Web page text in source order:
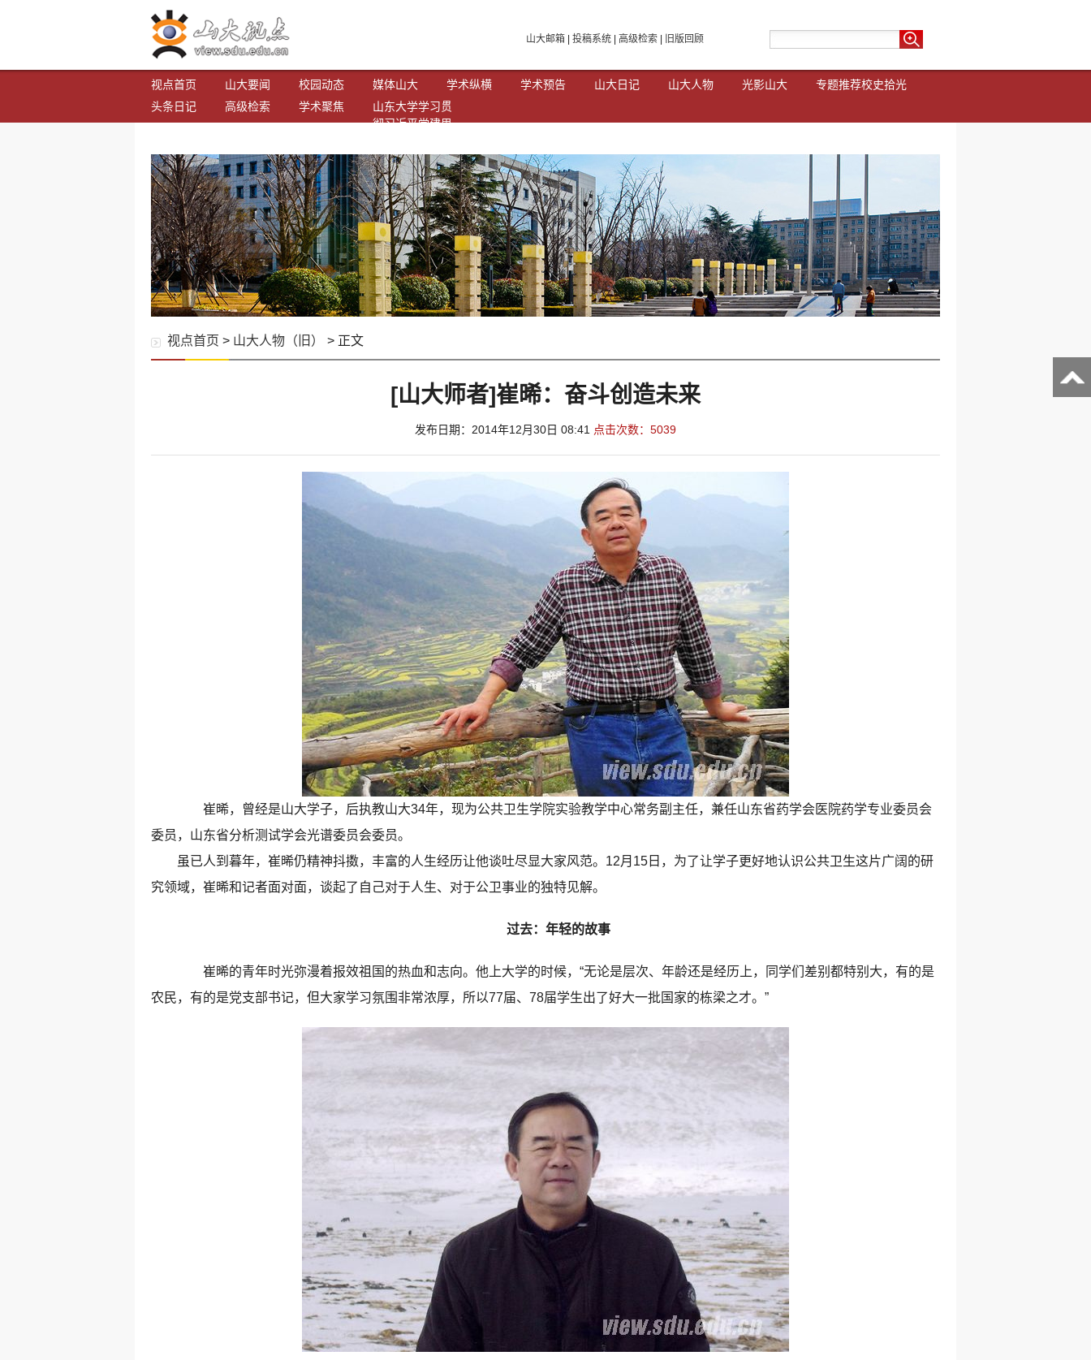
山大邮箱 投稿系统 高级检索 旧版回顾
视点首页 山大要闻 校园动态 媒体山大 学术纵横 学术预告 山大日记 山大人物 光影山大 专题推荐校史拾光
头条日记
高级检索 学术聚焦
山东大学学习贯
彻习近平党建思
视点首页 > 山大人物（旧） > 正文
[山大师者]崔晞：奋斗创造未来
发布日期：2014年12月30日 08:41 点击次数： 5039
崔晞，曾经是山大学子，后执教山大34年，现为公共卫生学院实验教学中心常务副主任，兼任山东省药学会医院药学专业委员会
委员，山东省分析测试学会光谱委员会委员。
虽已人到暮年，崔晞仍精神抖擞，丰富的人生经历让他谈吐尽显大家风范。12月15日，为了让学子更好地认识公共卫生这片广阔的研
究领域，崔晞和记者面对面，谈起了自己对于人生、对于公卫事业的独特见解。
过去：年轻的故事
崔晞的青年时光弥漫着报效祖国的热血和志向。他上大学的时候，“无论是层次、年龄还是经历上，同学们差别都特别大，有的是
农民，有的是党支部书记，但大家学习氛围非常浓厚，所以77届、78届学生出了好大一批国家的栋梁之才。”